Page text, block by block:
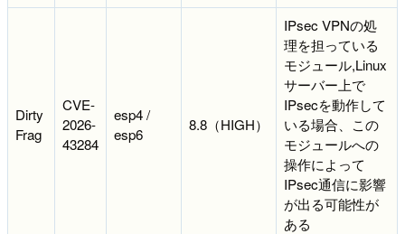
Dirty
Frag
CVE-
2026-
43284
esp4 /
esp6
8.8（HIGH）
IPsec VPNの処
理を担っている
モジュール,Linux
サーバー上で
IPsecを動作して
いる場合、この
モジュールへの
操作によって
IPsec通信に影響
が出る可能性が
ある